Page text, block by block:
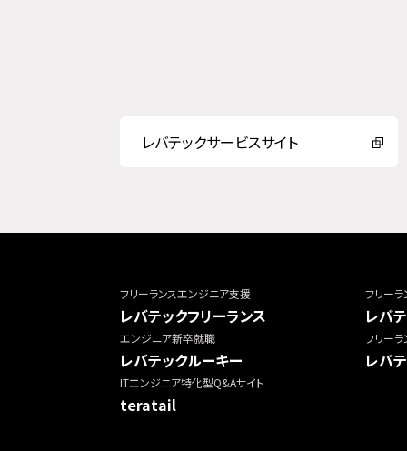
レバテックサービスサイト
フリーランスエンジニア支援
レバテックフリーランス
フリー
レバ
エンジニア新卒就職
レバテックルーキー
フリー
レバ
ITエンジニア特化型Q&Aサイト
teratail